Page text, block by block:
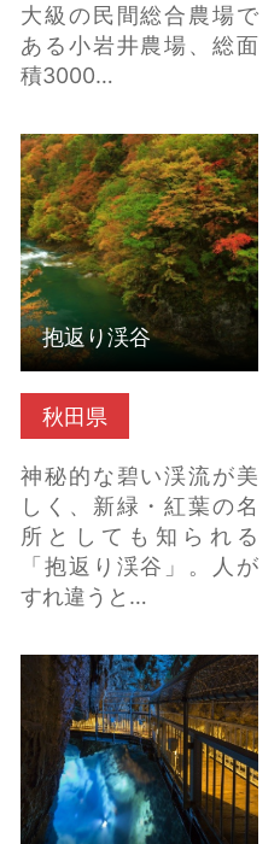
大級の民間総合農場で
ある小岩井農場、総面
積3000…
秋田県
神秘的な碧い渓流が美
しく、新緑・紅葉の名
所としても知られる
「抱返り渓谷」。人が
すれ違うと…
抱返り渓谷 の詳細はこ
ちら
抱返り渓谷
龍泉洞 の詳細はこちら